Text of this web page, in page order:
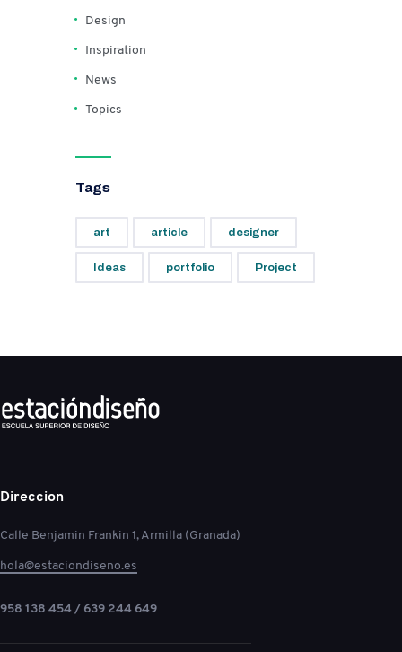
Design
Inspiration
News
Topics
Tags
art article designer
Ideas portfolio Project
Direccion
Calle Benjamin Frankin 1, Armilla (Granada)
hola@estaciondiseno.es
958 138 454 / 639 244 649